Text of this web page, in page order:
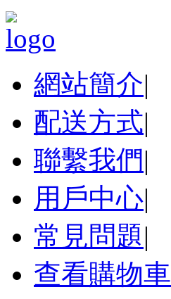
網站簡介|
配送方式|
聯繫我們|
用戶中心|
常見問題|
查看購物車